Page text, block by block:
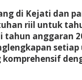
di Kejati dan
riil untuk
anggaran